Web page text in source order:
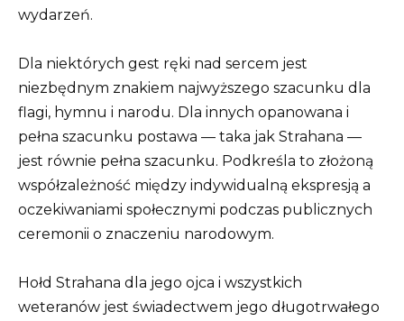
wydarzeń.
Dla niektórych gest ręki nad sercem jest
niezbędnym znakiem najwyższego szacunku dla
flagi, hymnu i narodu. Dla innych opanowana i
pełna szacunku postawa — taka jak Strahana —
jest równie pełna szacunku. Podkreśla to złożoną
współzależność między indywidualną ekspresją a
oczekiwaniami społecznymi podczas publicznych
ceremonii o znaczeniu narodowym.
Hołd Strahana dla jego ojca i wszystkich
weteranów jest świadectwem jego długotrwałego